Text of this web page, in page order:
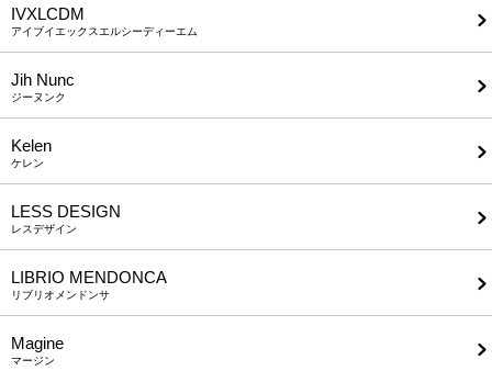
IVXLCDM
アイブイエックスエルシーディーエム
Jih Nunc
ジーヌンク
Kelen
ケレン
LESS DESIGN
レスデザイン
LIBRIO MENDONCA
リブリオメンドンサ
Magine
マージン